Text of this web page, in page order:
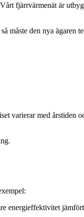
fjärrvärmenät är
måste den nya
varierar med årstiden
energieffektivitet